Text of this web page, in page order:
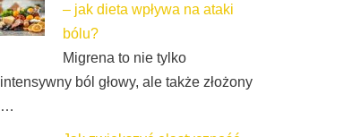
– jak dieta wpływa na ataki
bólu?
Migrena to nie tylko
intensywny ból głowy, ale także złożony
…